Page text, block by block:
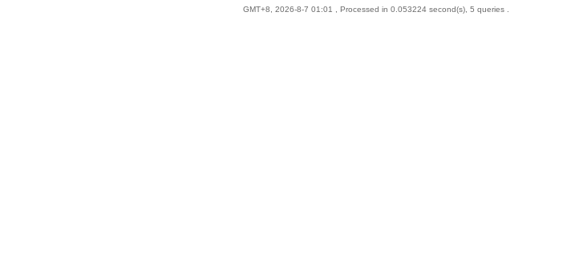
GMT+8, 2026-8-7 01:01 , Processed in 0.053224 second(s), 5 queries .